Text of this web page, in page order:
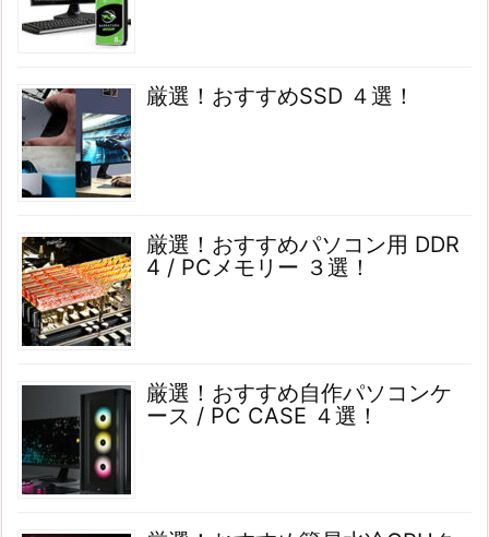
厳選！おすすめSSD ４選！
厳選！おすすめパソコン用 DDR
4 / PCメモリー ３選！
厳選！おすすめ自作パソコンケ
ース / PC CASE ４選！